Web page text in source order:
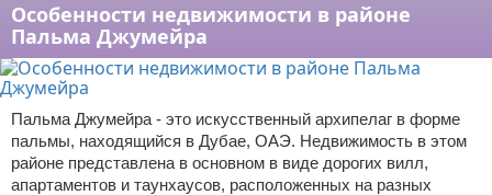
Особенности недвижимости в районе
Пальма Джумейра
Пальма Джумейра - это искусственный архипелаг в форме
пальмы, находящийся в Дубае, ОАЭ. Недвижимость в этом
районе представлена в основном в виде дорогих вилл,
апартаментов и таунхаусов, расположенных на разных